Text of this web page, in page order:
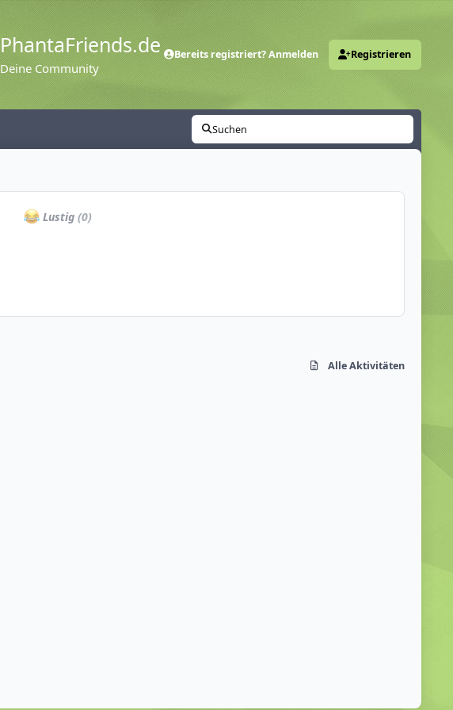
PhantaFriends.de
Deine Community
Bereits registriert? Anmelden Registrieren
Suchen
Lustig (0)
Alle Aktivitäten